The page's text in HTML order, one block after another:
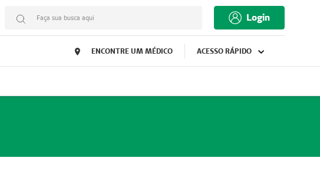
Faça sua busca aqui Login
ENCONTRE UM MÉDICO ACESSO RÁPIDO